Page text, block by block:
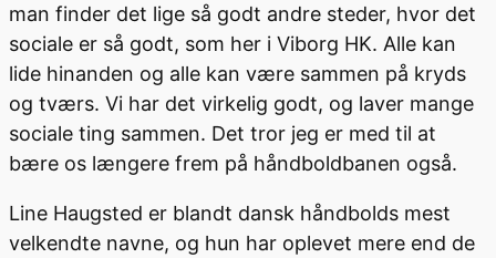
man finder det lige så godt andre steder, hvor det
sociale er så godt, som her i Viborg HK. Alle kan
lide hinanden og alle kan være sammen på kryds
og tværs. Vi har det virkelig godt, og laver mange
sociale ting sammen. Det tror jeg er med til at
bære os længere frem på håndboldbanen også.
Line Haugsted er blandt dansk håndbolds mest
velkendte navne, og hun har oplevet mere end de